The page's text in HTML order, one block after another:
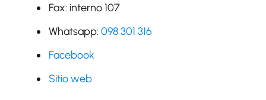
Fax: interno 107
Whatsapp: 098 301 316
Facebook
Sitio web